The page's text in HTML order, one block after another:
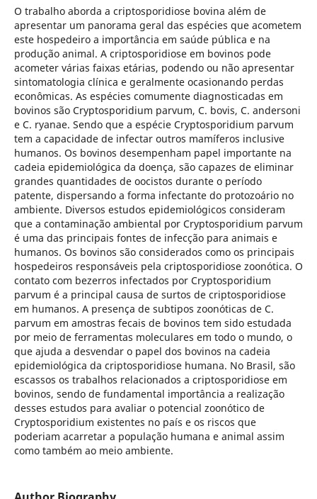
O trabalho aborda a criptosporidiose bovina além de
apresentar um panorama geral das espécies que acometem
este hospedeiro a importância em saúde pública e na
produção animal. A criptosporidiose em bovinos pode
acometer várias faixas etárias, podendo ou não apresentar
sintomatologia clínica e geralmente ocasionando perdas
econômicas. As espécies comumente diagnosticadas em
bovinos são Cryptosporidium parvum, C. bovis, C. andersoni
e C. ryanae. Sendo que a espécie Cryptosporidium parvum
tem a capacidade de infectar outros mamíferos inclusive
humanos. Os bovinos desempenham papel importante na
cadeia epidemiológica da doença, são capazes de eliminar
grandes quantidades de oocistos durante o período
patente, dispersando a forma infectante do protozoário no
ambiente. Diversos estudos epidemiológicos consideram
que a contaminação ambiental por Cryptosporidium parvum
é uma das principais fontes de infecção para animais e
humanos. Os bovinos são considerados como os principais
hospedeiros responsáveis pela criptosporidiose zoonótica. O
contato com bezerros infectados por Cryptosporidium
parvum é a principal causa de surtos de criptosporidiose
em humanos. A presença de subtipos zoonóticas de C.
parvum em amostras fecais de bovinos tem sido estudada
por meio de ferramentas moleculares em todo o mundo, o
que ajuda a desvendar o papel dos bovinos na cadeia
epidemiológica da criptosporidiose humana. No Brasil, são
escassos os trabalhos relacionados a criptosporidiose em
bovinos, sendo de fundamental importância a realização
desses estudos para avaliar o potencial zoonótico de
Cryptosporidium existentes no país e os riscos que
poderiam acarretar a população humana e animal assim
como também ao meio ambiente.